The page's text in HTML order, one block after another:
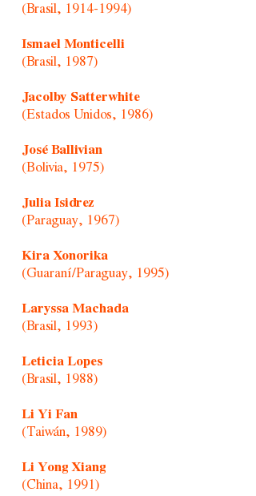
(Brasil, 1914-1994)
Ismael Monticelli
(Brasil, 1987)
Jacolby Satterwhite
(Estados Unidos, 1986)
José Ballivian
(Bolivia, 1975)
Julia Isidrez
(Paraguay, 1967)
Kira Xonorika
(Guaraní/Paraguay, 1995)
Laryssa Machada
(Brasil, 1993)
Leticia Lopes
(Brasil, 1988)
Li Yi Fan
(Taiwán, 1989)
Li Yong Xiang
(China, 1991)